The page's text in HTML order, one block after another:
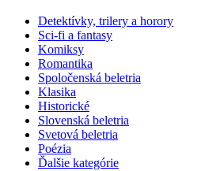
Detektívky, trilery a horory
Sci-fi a fantasy
Komiksy
Romantika
Spoločenská beletria
Klasika
Historické
Slovenská beletria
Svetová beletria
Poézia
Ďalšie kategórie